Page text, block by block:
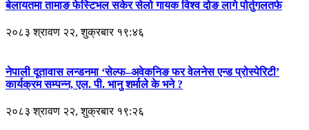
बेलायतमा तामाङ फेस्टिभल सकेर सेलो गायक विश्व दोङ लागे पोर्तुगलतर्फ
२०८३ श्रावण २२, शुक्रबार १९:४६
नेपाली दूतावास लन्डनमा ‘सेल्फ–अवेकनिङ फर वेलनेस एन्ड प्रोस्पेरिटी’
कार्यक्रम सम्पन्न, एल. पी. भानु शर्माले के भने ?
२०८३ श्रावण २२, शुक्रबार १९:२६